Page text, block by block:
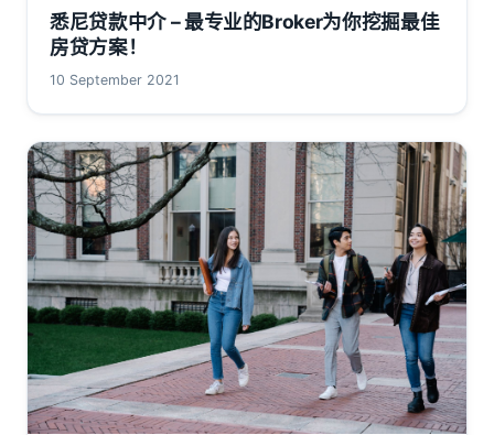
悉尼贷款中介 – 最专业的Broker为你挖掘最佳
房贷方案！
10 September 2021